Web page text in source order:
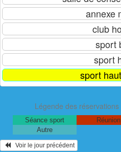
Légende des réservations
Séance sport
Réunion
Autre
   Voir le jour précédent